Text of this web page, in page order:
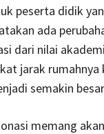
peserta didik
ada
dari nilai
jarak
semakin
memang